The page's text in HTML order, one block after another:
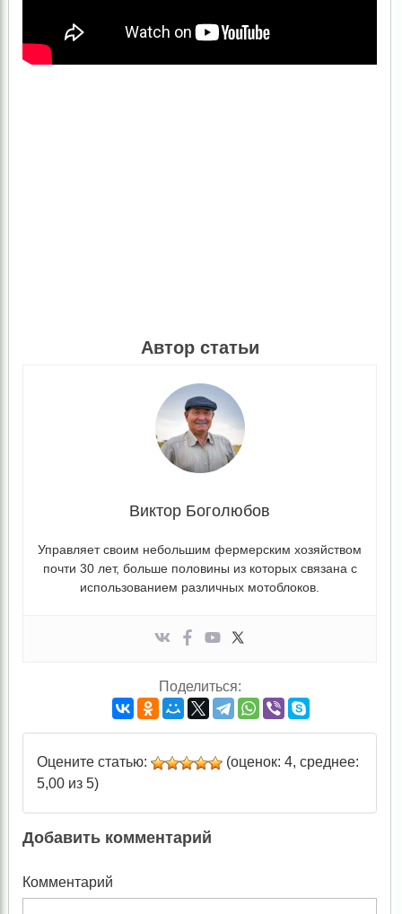
Автор статьи
Виктор Боголюбов
Управляет своим небольшим фермерским хозяйством
почти 30 лет, больше половины из которых связана с
использованием различных мотоблоков.
Поделиться:
Оцените статью:
(оценок: 4, среднее:
5,00 из 5)
Добавить комментарий
Комментарий